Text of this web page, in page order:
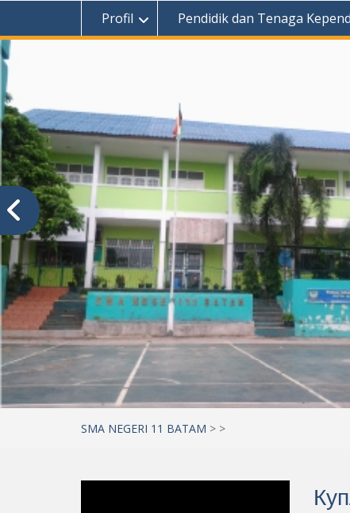
Profil Pendidik dan Tenaga
SMA NEGERI 11 BATAM > >